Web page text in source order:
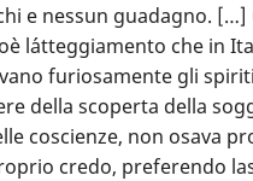
e nessun guadagno. […]
l´atteggiamento che in
furiosamente gli
della scoperta della
coscienze, non osava
credo, preferendo